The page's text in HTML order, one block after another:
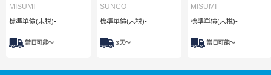
MISUMI
標準單價(未稅)-
當日可能～
SUNCO
標準單價(未稅)-
3天～
MISUMI
標準單價(未稅)-
當日可能～